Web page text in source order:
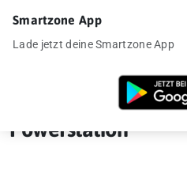
»Powerstation
Powerstation
Smartzone App
Lade jetzt deine Smartzone App